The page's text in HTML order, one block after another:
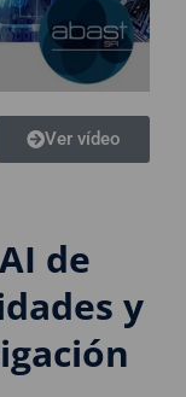
Ver vídeo
de
y